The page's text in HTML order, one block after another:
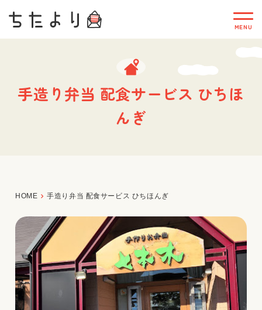
手造り弁当 配食サービス ひちほ
んぎ
HOME 手造り弁当 配食サービス ひちほんぎ